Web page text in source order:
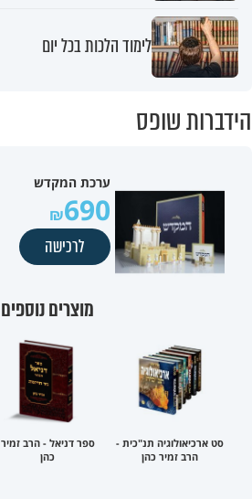
לימוד הלכות בכל יום
הידברות שופס
ערכת המקדש
690
לרכישה
מוצרים נוספים
סט ארכיאולוגיה תנ"כית -
הרב זמיר כהן
ספר דניאל - הרב זמיר
כהן